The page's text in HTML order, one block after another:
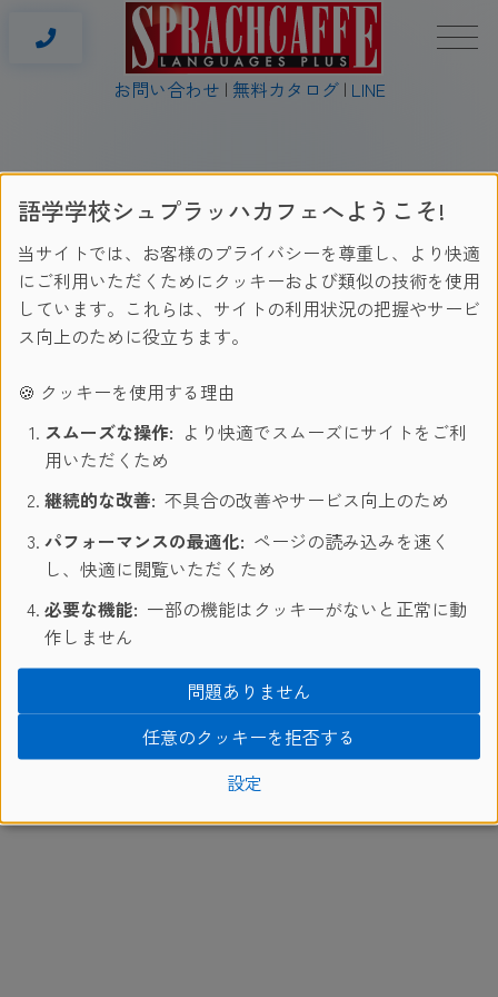
お問い合わせ 無料カタログ LINE
語学学校シュプラッハカフェ /
Shop Test Normal Barcelona
よくある質問 | Booking condition
語学学校シュプラッハカフェへようこそ!
当サイトでは、お客様のプライバシーを尊重し、より快適
にご利用いただくためにクッキーおよび類似の技術を使用
しています。これらは、サイトの利用状況の把握やサービ
ス向上のために役立ちます。
🍪 クッキーを使用する理由
スムーズな操作: より快適でスムーズにサイトをご利
用いただくため
継続的な改善: 不具合の改善やサービス向上のため
パフォーマンスの最適化: ページの読み込みを速く
し、快適に閲覧いただくため
必要な機能: 一部の機能はクッキーがないと正常に動
作しません
設定
任意のクッキーを拒否する
問題ありません